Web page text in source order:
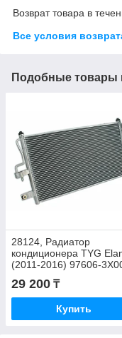
Возврат товара в
Все условия
Подобные товары
28124, Радиатор
кондиционера TYG
(2011-2016) 97606-
29 200 ₸
Купить